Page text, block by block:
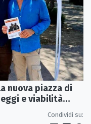
nuova piazza di
e viabilità
Condividi su: